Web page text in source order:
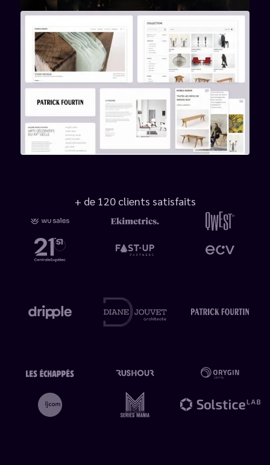
+ de 120 clients satisfaits